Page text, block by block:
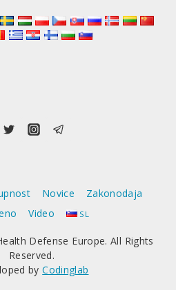
Novice
Zakonodaja
Video SL
Defense Europe. All Rights
Reserved.
byCodinglab